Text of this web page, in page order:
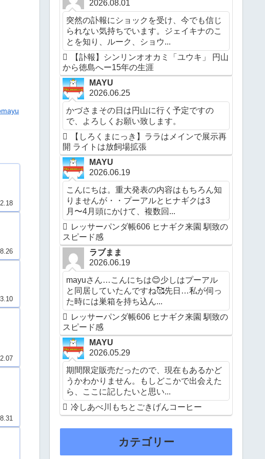
2026.08.01
突然の訃報にショックを受け、今でも信じ
られない気持ちでいます。ジェイキナのこ
とを知り、ルーク、ショウ...
【訃報】シンリンオオカミ「ユウキ」 円山
から徳島へー15年の生涯
MAYU
2026.06.25
かづさまその日は円山に行く予定ですの
で、よろしくお願い致します。
【しろくまにっき】ララはメインで展示再
開 ライトは放飼場拡張
MAYU
2026.06.19
こんにちは。重大発表の内容はもちろん知
りませんが・・プーアルとヒナギクは3
月〜4月頭にかけて、複数回...
レッサーパンダ帳606 ヒナギク来園 馴致の
スピード感
ラブまま
2026.06.19
mayuさん…こんにちは😊少しはプーアル
と同居していたんですね🥰先日…私が伺っ
た時には巣箱を持ち込ん...
レッサーパンダ帳606 ヒナギク来園 馴致の
スピード感
MAYU
2026.05.29
期間限定販売だったので、現在もあるかど
うかわかりません。もしどこかで出会えた
ら、ここに記したいと思い...
冷しあべ川もちとごきげんコーヒー
カテゴリー